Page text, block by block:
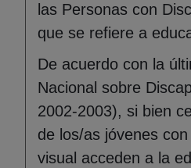
las Personas con
que se refiere a
De acuerdo con la
Nacional sobre
2002-2003), si bien
de los/as jóvenes
visual acceden a la